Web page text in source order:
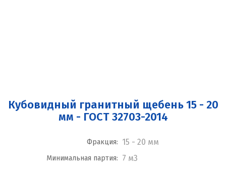
Кубовидный гранитный щебень 15 - 20
мм - ГОСТ 32703-2014
Фракция: 15 - 20 мм
Минимальная партия: 7 м3